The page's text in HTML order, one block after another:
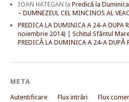
IOAN HATEGAN la Predică la
– DUMNEZEUL CEL MINCINOS AL
PREDICA LA DUMINICA A 24-A DUPA
noiembrie 2014) | Schitul Sfântul
PREDICĂ LA DUMINICA A 24-A DUPĂ
META
Autentificare Flux intrări Flux